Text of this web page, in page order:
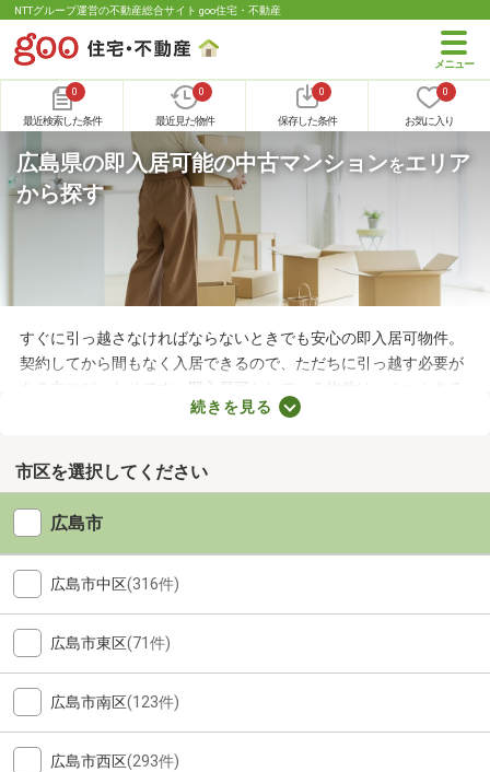
NTTグループ運営の不動産総合サイト goo住宅・不動産
0
最近検索した条件
0
最近見た物件
0
保存した条件
0
お気に入り
広島県の即入居可能の中古マンションをエリア
から探す
すぐに引っ越さなければならないときでも安心の即入居可物件。
契約してから間もなく入居できるので、ただちに引っ越す必要が
ある方にぴったりです。即入居可としている物件はいくつもある
ので、間取りや購入費用、設備をチェックしたうえで決めましょ
可の中古マンションを紹介します。
続きを見る
市区を選択してください
広島市
広島市中区(316件)
広島市東区(71件)
広島市南区(123件)
広島市西区(293件)